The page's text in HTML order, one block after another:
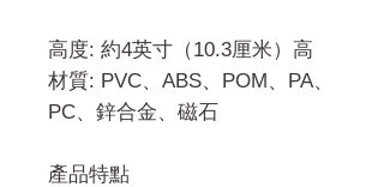
高度: 約4英寸（10.3厘米）高
材質: PVC、ABS、POM、PA、
PC、鋅合金、磁石
產品特點